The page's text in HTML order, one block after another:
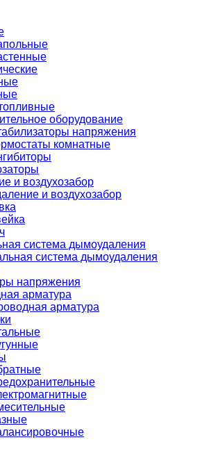
оборудование
напряжения
комнатные
и воздухозабор
и воздухозабор
система дымоудаления
система дымоудаления
напряжения
арматура
арматура